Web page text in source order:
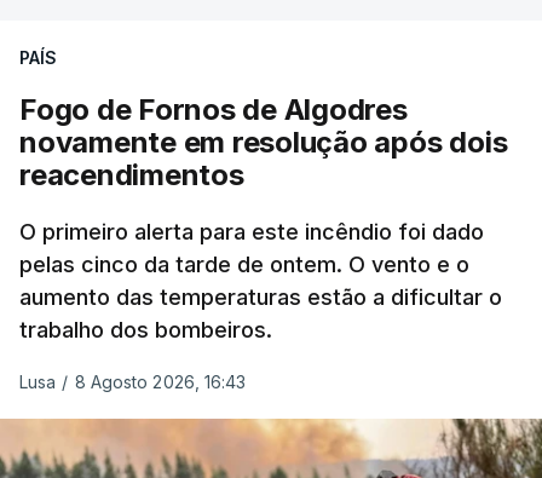
nada disto é incompatível com tratarmos com
crianças", acrescentou.
António José Seguro mostrou dúvidas sobre se é
ERRO100
ESTE CONTEÚDO ESTÁ NESTE
MOMENTO INDISPONÍVEL
PAÍS
Fogo de Fornos de Algodres
novamente em resolução após dois
reacendimentos
O primeiro alerta para este incêndio foi dado
pelas cinco da tarde de ontem. O vento e o
aumento das temperaturas estão a dificultar o
trabalho dos bombeiros.
Lusa / 8 Agosto 2026, 16:43